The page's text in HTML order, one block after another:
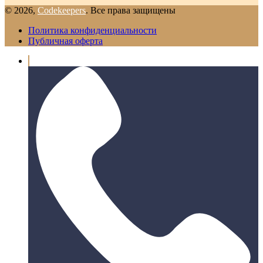
© 2026, Codekeepers. Все права защищены
Политика конфиденциальности
Публичная оферта